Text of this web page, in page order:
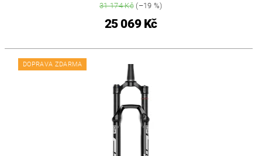
31 174 Kč(–19 %)
25 069 Kč
DOPRAVA ZDARMA